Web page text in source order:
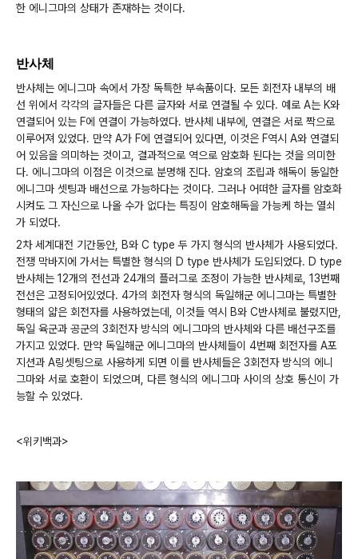
한 에니그마의 상태가 존재하는 것이다.
반사체
반사체는 에니그마 속에서 가장 독특한 부속품이다. 모든 회전자 내부의 배
선 위에서 각각의 글자들은 다른 글자와 서로 연결될 수 있다. 예로 A는 K와
연결되어 있는 F에 연결이 가능하였다. 반사체 내부에, 연결은 서로 짝으로
이루어져 있었다. 만약 A가 F에 연결되어 있다면, 이것은 F역시 A와 연결되
어 있음을 의미하는 것이고, 결과적으로 역으로 암호화 된다는 것을 의미한
다. 에니그마의 이점은 이것으로 분명해 진다. 암호의 조립과 해독이 동일한
에니그마 셋팅과 배선으로 가능하다는 것이다. 그러나 어떠한 글자를 암호화
시켜도 그 자신으로 나올 수가 없다는 특징이 암호해독을 가능케 하는 열쇠
가 되었다.
2차 세계대전 기간동안, B와 C type 두 가지 형식의 반사체가 사용되었다.
전쟁 막바지에 가서는 특별한 형식의 D type 반사체가 도입되었다. D type
반사체는 12개의 전선과 24개의 플러그로 조정이 가능한 반사체로, 13번째
전선은 고정되어있었다. 4가의 회전자 형식의 독일해군 에니그마는 특별한
형태의 얇은 회전자를 사용하였는데, 이것들 역시 B와 C반사체로 불렸지만,
독일 육군과 공군의 3회전자 방식의 에니그마의 반사체와 다른 배선구조를
가지고 있었다. 만약 독일해군 에니그마의 반사체들이 4번째 회전자를 A포
지션과 A링셋팅으로 사용하게 되면 이를 반사체들은 3회전자 방식의 에니
그마와 서로 호환이 되었으며, 다른 형식의 에니그마 사이의 상호 통신이 가
능할 수 있었다.
<위키백과>